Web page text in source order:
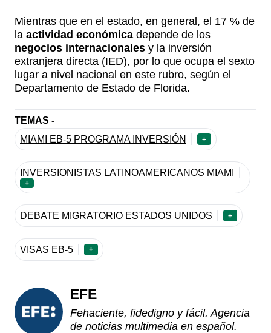
Mientras que en el estado, en general, el 17 % de
la actividad económica depende de los
negocios internacionales y la inversión
extranjera directa (IED), por lo que ocupa el sexto
lugar a nivel nacional en este rubro, según el
Departamento de Estado de Florida.
TEMAS -
MIAMI EB-5 PROGRAMA INVERSIÓN
+
INVERSIONISTAS LATINOAMERICANOS MIAMI
+
DEBATE MIGRATORIO ESTADOS UNIDOS +
VISAS EB-5 +
EFE
Fehaciente, fidedigno y fácil. Agencia
de noticias multimedia en español.